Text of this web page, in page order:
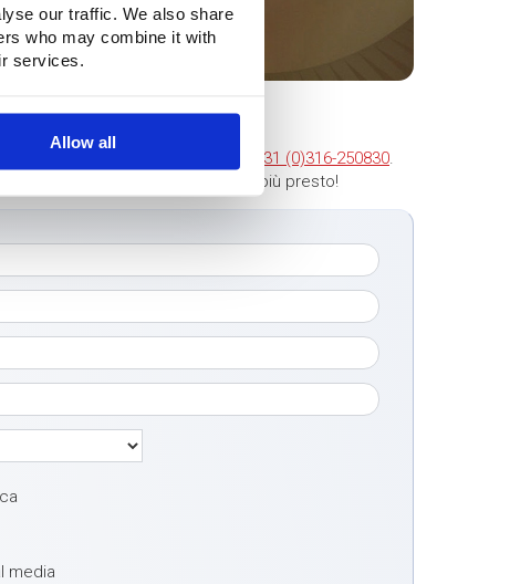
our traffic. We also share
who may combine it with
services.
Allow all
Chiamateci al numero +31 (0)316-250830.
qui sotto. Vi contatteremo al più presto!
media